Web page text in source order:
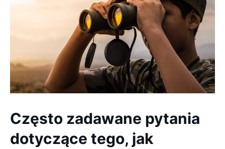
Często zadawane pytania
dotyczące tego, jak